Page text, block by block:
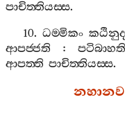
පාචිත‍්තියස‍්ස.
10. ධම‍්මිකං
ආපජ‍්ජති :පටිබාහති
ආපත‍්ති පාචිත‍්තියස‍්ස.